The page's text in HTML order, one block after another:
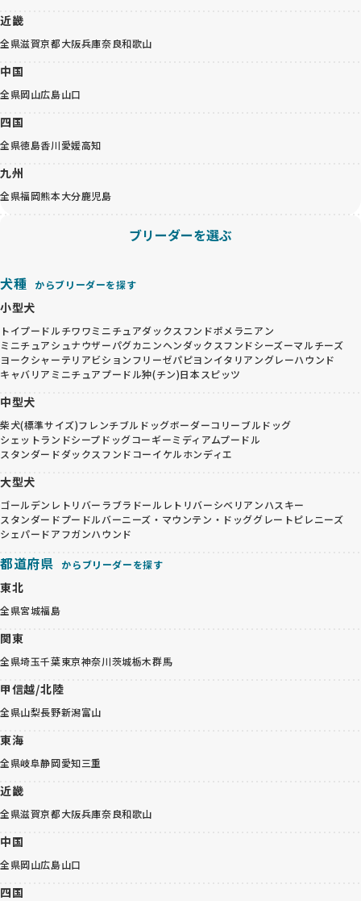
近畿
全県滋賀京都大阪兵庫奈良和歌山
中国
全県岡山広島山口
四国
全県徳島香川愛媛高知
九州
全県福岡熊本大分鹿児島
ブリーダーを選ぶ
犬種 からブリーダーを探す
小型犬
トイプードルチワワミニチュアダックスフンドポメラニアン
ミニチュアシュナウザーパグカニンヘンダックスフンドシーズーマルチーズ
ヨークシャーテリアビションフリーゼパピヨンイタリアングレーハウンド
キャバリア ミニチュアプードル狆(チン)日本スピッツ
中型犬
柴犬(標準サイズ)フレンチブルドッグボーダーコリーブルドッグ
シェットランドシープドッグコーギーミディアムプードル
スタンダードダックスフンドコーイケルホンディエ
大型犬
ゴールデンレトリバー ラブラドールレトリバーシベリアンハスキー
スタンダードプードルバーニーズ・マウンテン・ドッググレートピレニーズ
シェパードアフガンハウンド
都道府県 からブリーダーを探す
東北
全県宮城福島
関東
全県埼玉千葉東京神奈川茨城栃木群馬
甲信越/北陸
全県山梨長野新潟富山
東海
全県岐阜静岡愛知三重
近畿
全県滋賀京都大阪兵庫奈良和歌山
中国
全県岡山広島山口
四国